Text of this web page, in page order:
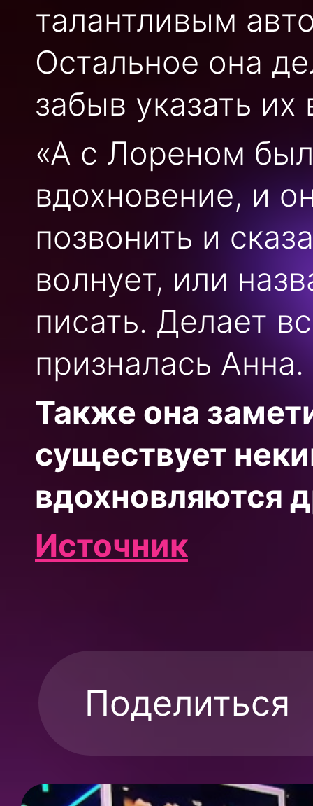
талантливым
Остальное она
забыв указать их
«А с Лореном
вдохновение, и
позвонить и
волнует, или
писать. Делает
призналась Анна.
Также она
существует
вдохновляются
Источник
Поделиться